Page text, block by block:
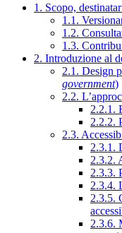
1. Scopo,
1.1.
1.2.
1.3.
2. Introduzione al
2.1. Design
government)
2.2.
2.2.1.
2.2.2.
2.3.
2.3.1.
2.3.2.
2.3.3.
2.3.4.
2.3.5.
2.3.6.